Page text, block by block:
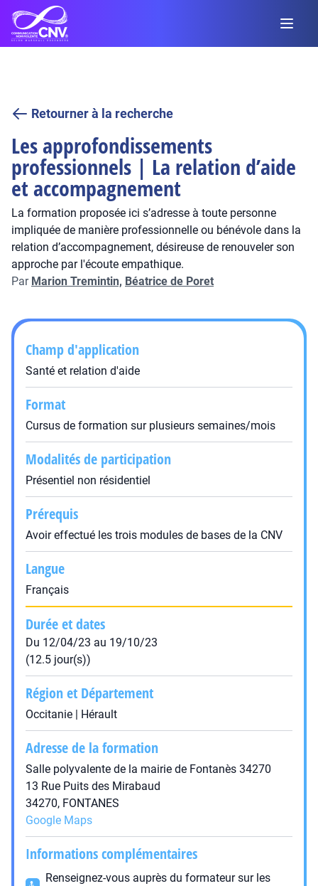
Retourner à la recherche
Les approfondissements
professionnels | La relation d’aide
et accompagnement
La formation proposée ici s’adresse à toute personne
impliquée de manière professionnelle ou bénévole dans la
relation d’accompagnement, désireuse de renouveler son
approche par l'écoute empathique.
Par Marion Tremintin, Béatrice de Poret
Champ d'application
Santé et relation d'aide
Format
Cursus de formation sur plusieurs semaines/mois
Modalités de participation
Présentiel non résidentiel
Prérequis
Avoir effectué les trois modules de bases de la CNV
Langue
Français
Durée et dates
Du 12/04/23 au 19/10/23
(12.5 jour(s))
Région et Département
Occitanie | Hérault
Adresse de la formation
Salle polyvalente de la mairie de Fontanès 34270
13 Rue Puits des Mirabaud
34270, FONTANES
Google Maps
Informations complémentaires
Renseignez-vous auprès du formateur sur les